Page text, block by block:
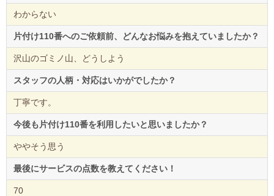
わからない
片付け110番へのご依頼前、どんなお悩みを抱えていましたか？
沢山のゴミノ山、どうしよう
スタッフの人柄・対応はいかがでしたか？
丁寧です。
今後も片付け110番を利用したいと思いましたか？
ややそう思う
最後にサービスの点数を教えてください！
70